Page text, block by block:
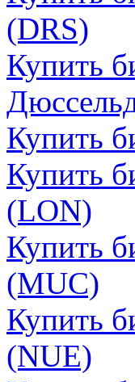
(DRS)
Купить
Купить
Купить
(LON)
Купить
(MUC)
Купить
(NUE)